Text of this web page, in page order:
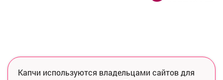
Капчи используются владельцами сайтов для